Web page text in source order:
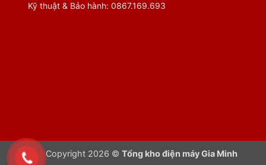
Kỹ thuật & Bảo hành: 0867.169.693
Copyright 2026 © Tổng kho điện máy Gia Minh